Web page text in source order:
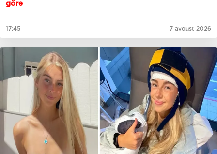
görə
17:45 7 avqust 2026